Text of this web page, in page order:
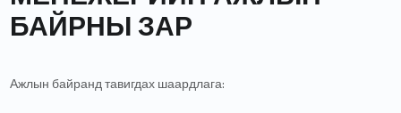
БАЙРНЫ ЗАР
Ажлын байранд тавигдах шаардлага: